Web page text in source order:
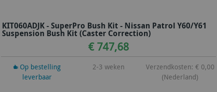
KIT060ADJK - SuperPro Bush Kit - Nissan Patrol Y60/Y61
Suspension Bush Kit (Caster Correction)
€ 747,68
Op bestelling
leverbaar
2-3 weken
Verzendkosten: € 0,00
(Nederland)